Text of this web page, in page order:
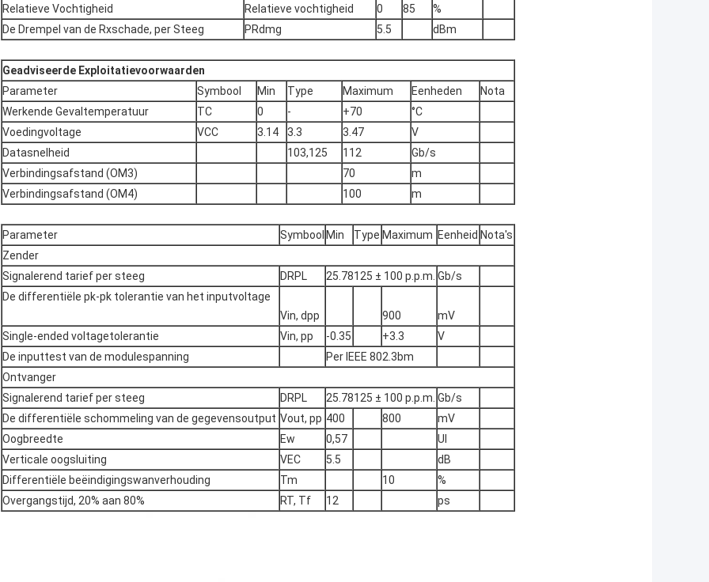
Relatieve Vochtigheid
Relatieve vochtigheid 0 85
%
De Drempel van de Rxschade, per Steeg
PRdmg 5.5 dBm
Geadviseerde Exploitatievoorwaarden
Parameter
Symbool Min Type Maximum Eenheden
Nota
Werkende Gevaltemperatuur
TC 0 - +70
°C
Voedingvoltage
VCC 3.14 3.3 3.47
V
Datasnelheid
103,125 112
Gb/s
Verbindingsafstand (OM3)
70
m
Verbindingsafstand (OM4)
100 m
Parameter Symbool Min Type Maximum Eenheid Nota's
Zender
Signalerend tarief per steeg
DRPL 25.78125 ± 100 p.p.m. Gb/s
De differentiële pk-pk tolerantie van het inputvoltage
Vin, dpp
900
mV
Single-ended voltagetolerantie
Vin, pp -0.35 +3.3
V
De inputtest van de modulespanning
Per IEEE 802.3bm
Ontvanger
Signalerend tarief per steeg
DRPL 25.78125 ± 100 p.p.m. Gb/s
De differentiële schommeling van de gegevensoutput Vout, pp 400 800
mV
Oogbreedte
Ew 0,57
UI
Verticale oogsluiting
VEC 5.5
dB
Differentiële beëindigingswanverhouding
Tm 10
%
Overgangstijd, 20% aan 80%
RT, Tf 12 ps